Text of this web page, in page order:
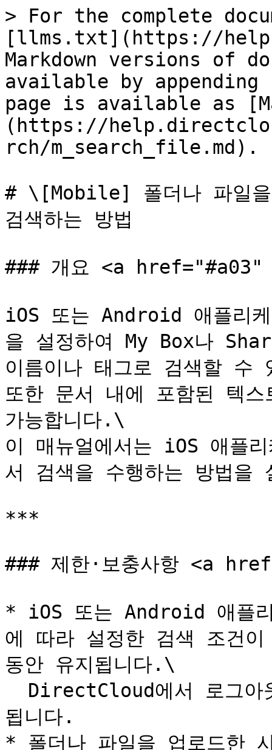
> For the complete
[llms.txt](https://
Markdown versions of
available by
page is available as
(https://
rch/m_search_file.md).
# \[Mobile] 폴더나 파일을
검색하는 방법
### 개요 <a
iOS 또는 Android 애플리
을 설정하여 My Box나
이름이나 태그로 검색할 수
또한 문서 내에 포함된 텍
가능합니다.\
이 매뉴얼에서는 iOS 애플
서 검색을 수행하는 방법을
***
### 제한·보충사항 <a
* iOS 또는 Android 애플
에 따라 설정한 검색 조건
동안 유지됩니다.\
됩니다.
* 폴더나 파일을 업로드한